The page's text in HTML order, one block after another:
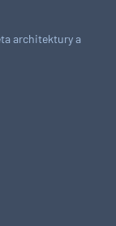
architektury a